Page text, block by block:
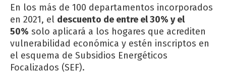
En los más de 100 departamentos incorporados
en 2021, el descuento de entre el 30% y el
50% solo aplicará a los hogares que acrediten
vulnerabilidad económica y estén inscriptos en
el esquema de Subsidios Energéticos
Focalizados (SEF).